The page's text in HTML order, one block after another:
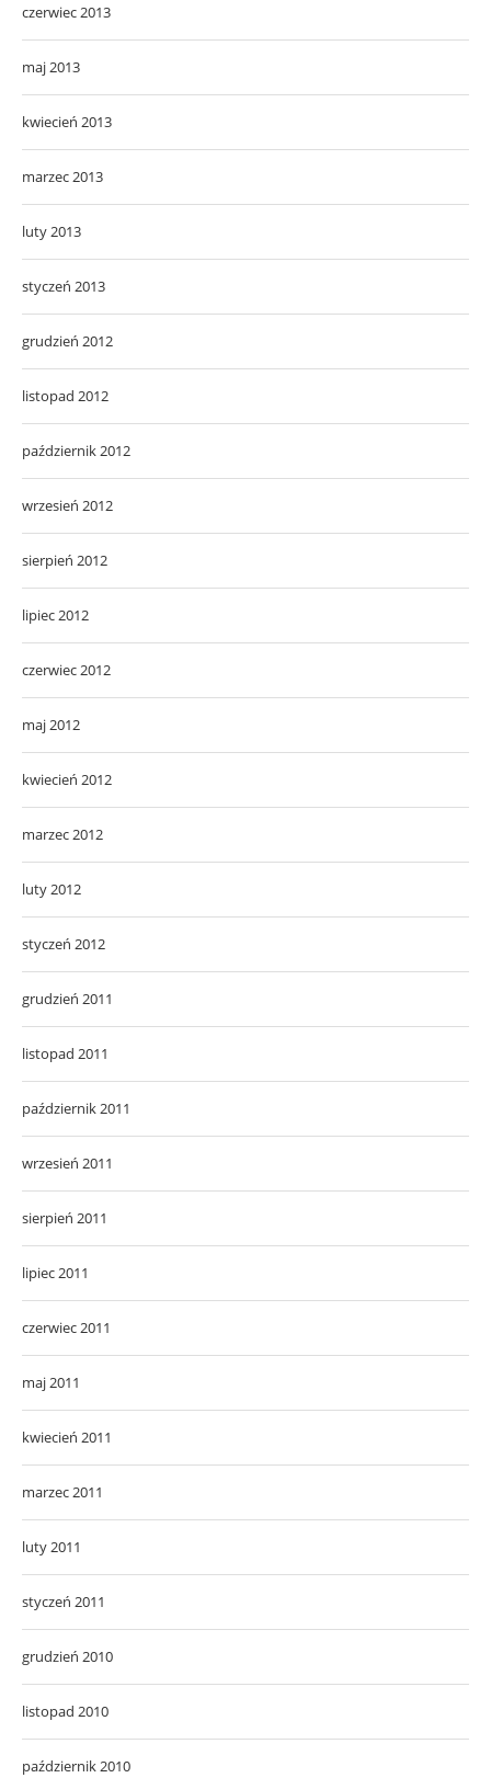
czerwiec 2013
maj 2013
kwiecień 2013
marzec 2013
luty 2013
styczeń 2013
grudzień 2012
listopad 2012
październik 2012
wrzesień 2012
sierpień 2012
lipiec 2012
czerwiec 2012
maj 2012
kwiecień 2012
marzec 2012
luty 2012
styczeń 2012
grudzień 2011
listopad 2011
październik 2011
wrzesień 2011
sierpień 2011
lipiec 2011
czerwiec 2011
maj 2011
kwiecień 2011
marzec 2011
luty 2011
styczeń 2011
grudzień 2010
listopad 2010
październik 2010